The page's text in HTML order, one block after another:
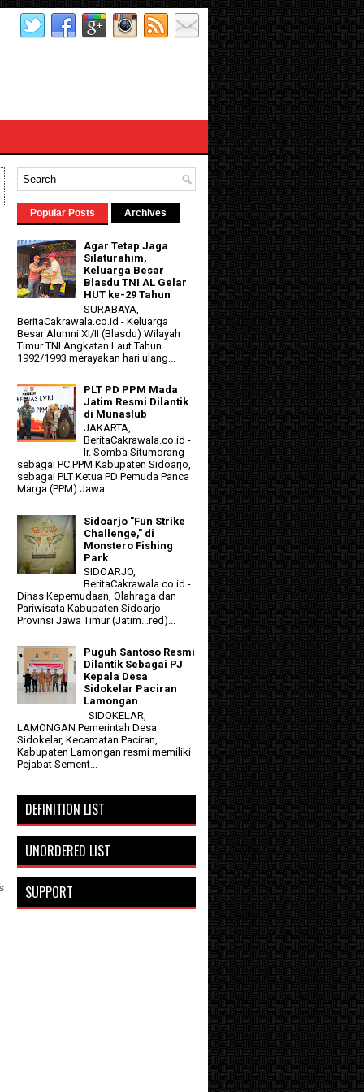
Popular Posts Archives
Agar Tetap Jaga
Silaturahim,
Keluarga Besar
Blasdu TNI AL Gelar
HUT ke-29 Tahun
SURABAYA,
BeritaCakrawala.co.id - Keluarga
Besar Alumni XI/II (Blasdu) Wilayah
Timur TNI Angkatan Laut Tahun
1992/1993 merayakan hari ulang...
PLT PD PPM Mada
Jatim Resmi Dilantik
di Munaslub
JAKARTA,
BeritaCakrawala.co.id -
Ir. Somba Situmorang
sebagai PC PPM Kabupaten Sidoarjo,
sebagai PLT Ketua PD Pemuda Panca
Marga (PPM) Jawa...
Sidoarjo "Fun Strike
Challenge," di
Monstero Fishing
Park
SIDOARJO,
BeritaCakrawala.co.id -
Dinas Kepemudaan, Olahraga dan
Pariwisata Kabupaten Sidoarjo
Provinsi Jawa Timur (Jatim...red)...
Puguh Santoso Resmi
Dilantik Sebagai PJ
Kepala Desa
Sidokelar Paciran
Lamongan
SIDOKELAR,
LAMONGAN Pemerintah Desa
Sidokelar, Kecamatan Paciran,
Kabupaten Lamongan resmi memiliki
Pejabat Sement...
DEFINITION LIST
UNORDERED LIST
SUPPORT